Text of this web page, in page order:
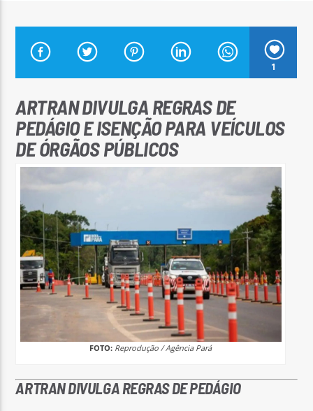
Arara Azul FM
1
ARTRAN DIVULGA REGRAS DE
PEDÁGIO E ISENÇÃO PARA VEÍCULOS
DE ÓRGÃOS PÚBLICOS
FOTO: Reprodução / Agência Pará
ARTRAN DIVULGA REGRAS DE PEDÁGIO